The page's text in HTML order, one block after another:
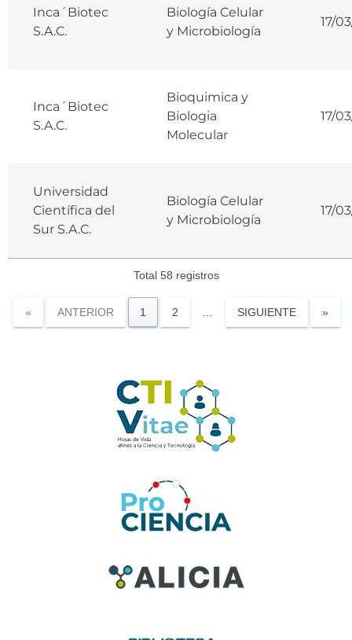
Inca´Biotec
S.A.C.
Biología Celular
y Microbiología
17/
Inca´Biotec
S.A.C.
Bioquimica y
Biologia
Molecular
17/
Universidad
Científica del
Sur S.A.C.
Biología Celular
y Microbiología
17/
Total 58 registros
« ANTERIOR 1 2 SIGUIENTE »